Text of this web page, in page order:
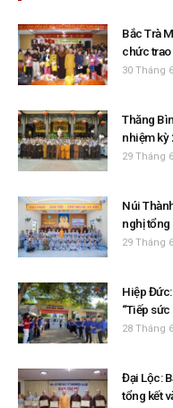
Bắc Trà
chức trao
30 Tháng
Thăng
nhiệm kỳ
29 Tháng
Núi
nghị tổng
29 Tháng
Hiệp
“Tiếp
28 Tháng
Đại Lộc:
tổng kết